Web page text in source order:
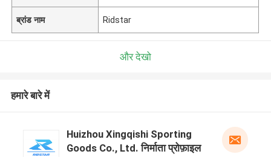
ब्रांड नाम Ridstar
और देखो
हमारे बारे में
Huizhou Xingqishi Sporting
Goods Co., Ltd. निर्माता प्रोफ़ाइल